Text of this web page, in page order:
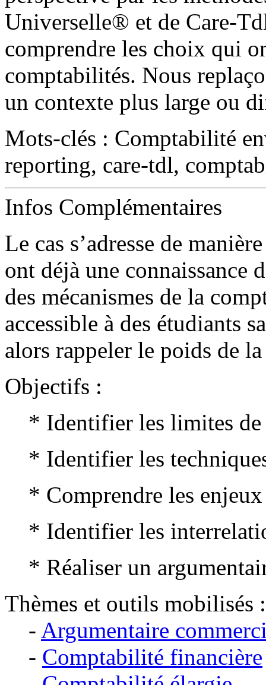
Universelle® et de Care-
comprendre les choix qui
comptabilités. Nous
un contexte plus large ou
Mots-clés : Comptabilité
reporting, care-tdl,
Infos Complémentaires
Le cas s’adresse de
ont déjà une connaissance
des mécanismes de la
accessible à des étudiants
alors rappeler le poids de
Objectifs :
* Identifier les limites
* Identifier les
* Comprendre les
* Identifier les
* Réaliser un
Thèmes et outils mobilisés :
- Argumentaire
- Comptabilité financière